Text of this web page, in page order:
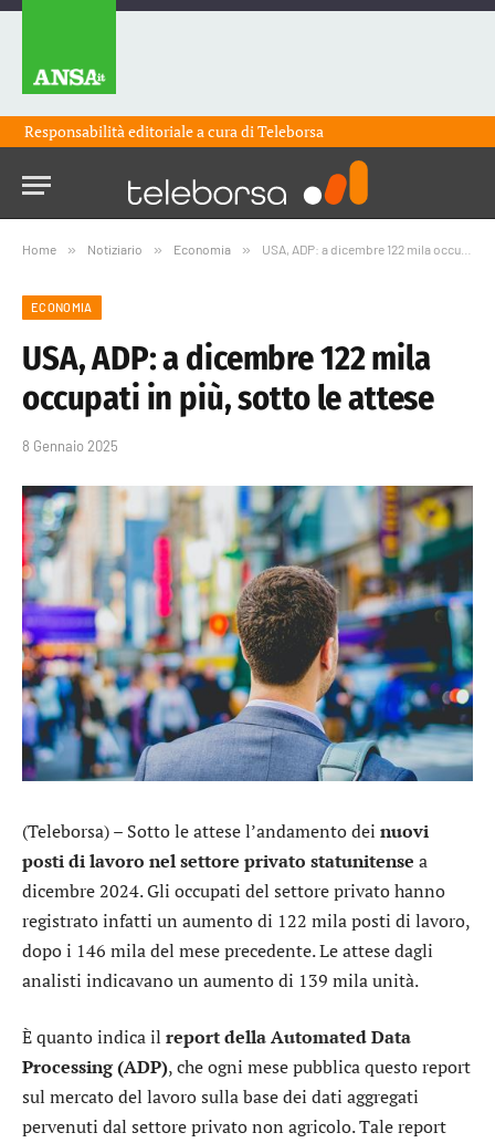
Responsabilità editoriale a cura diTeleborsa
Home » Notiziario » Economia » USA, ADP: a dicembre 122 mila occupati in più, sotto le attese
ECONOMIA
USA, ADP: a dicembre 122 mila
occupati in più, sotto le attese
8 Gennaio 2025
(Teleborsa) – Sotto le attese l’andamento dei nuovi
posti di lavoro nel settore privato statunitense a
dicembre 2024. Gli occupati del settore privato hanno
registrato infatti un aumento di 122 mila posti di lavoro,
dopo i 146 mila del mese precedente. Le attese dagli
analisti indicavano un aumento di 139 mila unità.
È quanto indica il report della Automated Data
Processing (ADP), che ogni mese pubblica questo report
sul mercato del lavoro sulla base dei dati aggregati
pervenuti dal settore privato non agricolo. Tale report